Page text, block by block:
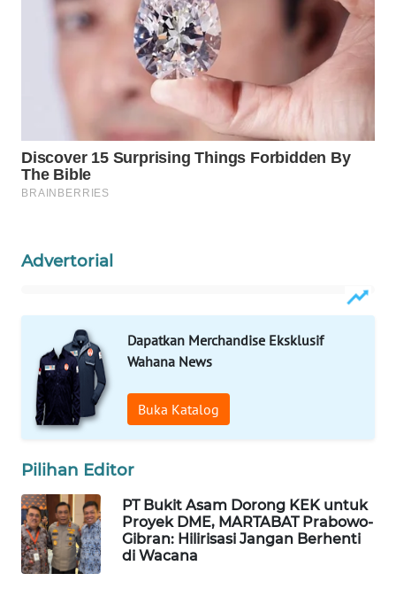
Advertorial
Dapatkan Merchandise Eksklusif
Wahana News
Buka Katalog
Pilihan Editor
PT Bukit Asam Dorong KEK untuk
Proyek DME, MARTABAT Prabowo-
Gibran: Hilirisasi Jangan Berhenti
di Wacana
KONSUMEN
MASYARAKAT
WALINKI
ID
PLN
WATCH
MKLI
LPKKI
LKKI
KOPEKLIN